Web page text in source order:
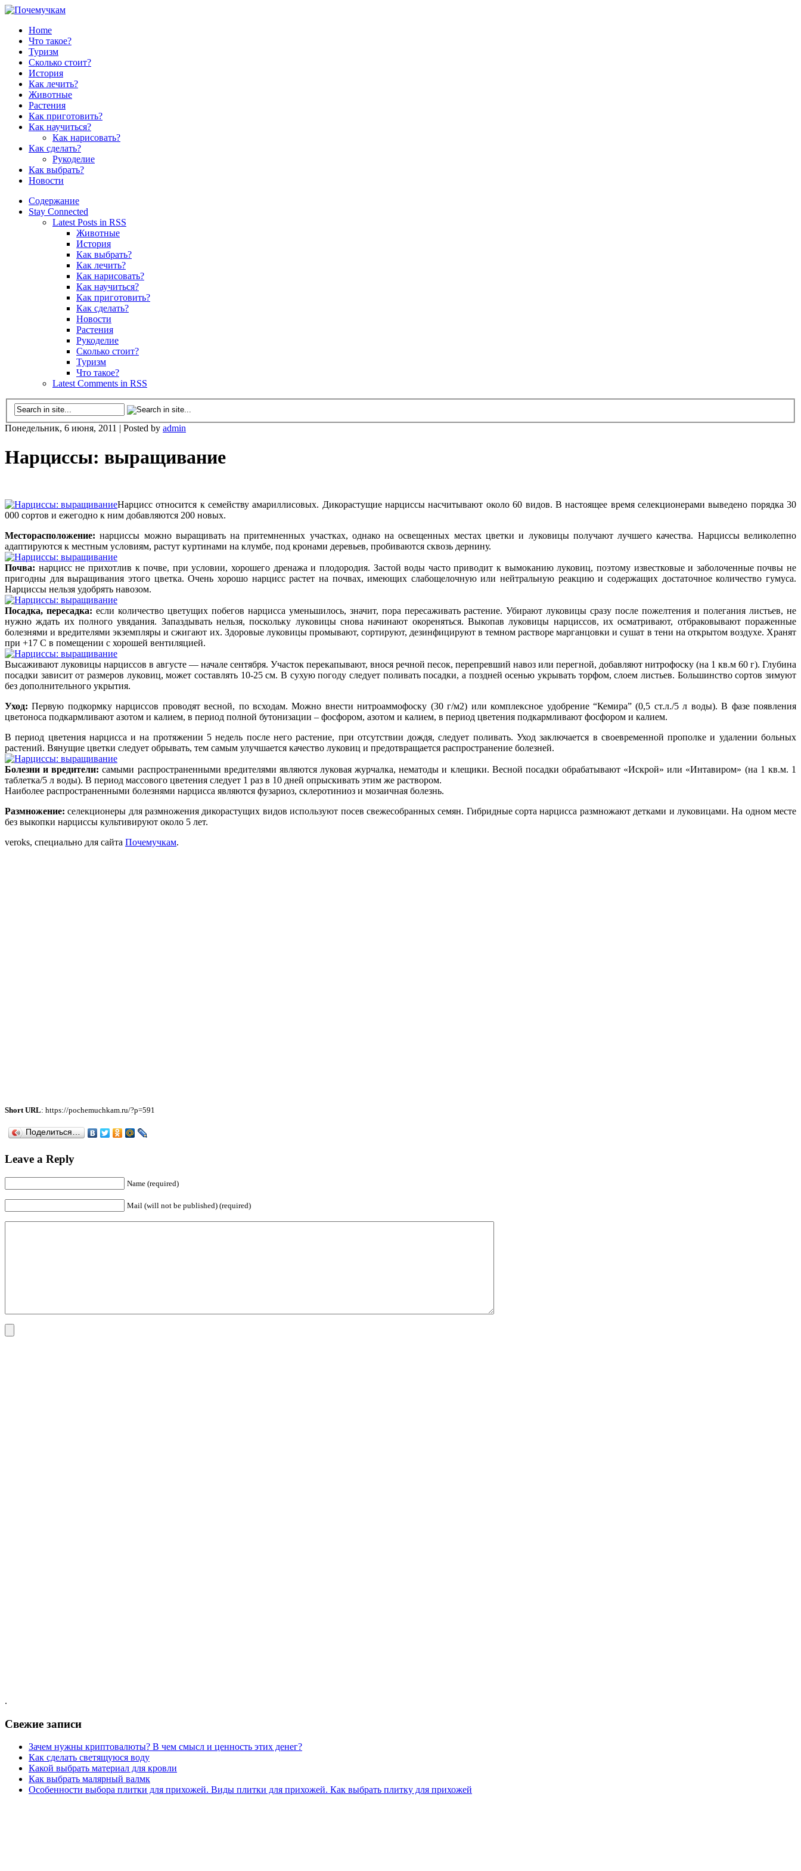
Home
Что такое?
Туризм
Сколько стоит?
История
Как лечить?
Животные
Растения
Как приготовить?
Как научиться?
Как нарисовать?
Как сделать?
Рукоделие
Как выбрать?
Новости
Содержание
Stay Connected
Latest Posts in RSS
Животные
История
Как выбрать?
Как лечить?
Как нарисовать?
Как научиться?
Как приготовить?
Как сделать?
Новости
Растения
Рукоделие
Сколько стоит?
Туризм
Что такое?
Latest Comments in RSS
Понедельник, 6 июня, 2011 | Posted by admin
Нарциссы: выращивание
Нарцисс относится к семейству амариллисовых. Дикорастущие нарциссы насчитывают около 60 видов. В настоящее время селекционерами выведено порядка 30
000 сортов и ежегодно к ним добавляются 200 новых.
Месторасположение: нарциссы можно выращивать на притемненных участках, однако на освещенных местах цветки и луковицы получают лучшего качества. Нарциссы великолепно
адаптируются к местным условиям, растут куртинами на клумбе, под кронами деревьев, пробиваются сквозь дернину.
Почва: нарцисс не прихотлив к почве, при условии, хорошего дренажа и плодородия. Застой воды часто приводит к вымоканию луковиц, поэтому известковые и заболоченные почвы не
пригодны для выращивания этого цветка. Очень хорошо нарцисс растет на почвах, имеющих слабощелочную или нейтральную реакцию и содержащих достаточное количество гумуса.
Нарциссы нельзя удобрять навозом.
Посадка, пересадка: если количество цветущих побегов нарцисса уменьшилось, значит, пора пересаживать растение. Убирают луковицы сразу после пожелтения и полегания листьев, не
нужно ждать их полного увядания. Запаздывать нельзя, поскольку луковицы снова начинают окореняться. Выкопав луковицы нарциссов, их осматривают, отбраковывают пораженные
болезнями и вредителями экземпляры и сжигают их. Здоровые луковицы промывают, сортируют, дезинфицируют в темном растворе марганцовки и сушат в тени на открытом воздухе. Хранят
при +17 С в помещении с хорошей вентиляцией.
Высаживают луковицы нарциссов в августе — начале сентября. Участок перекапывают, внося речной песок, перепревший навоз или перегной, добавляют нитрофоску (на 1 кв.м 60 г). Глубина
посадки зависит от размеров луковиц, может составлять 10-25 см. В сухую погоду следует поливать посадки, а поздней осенью укрывать торфом, слоем листьев. Большинство сортов зимуют
без дополнительного укрытия.
Уход: Первую подкормку нарциссов проводят весной, по всходам. Можно внести нитроаммофоску (30 г/м2) или комплексное удобрение “Кемира” (0,5 ст.л./5 л воды). В фазе появления
цветоноса подкармливают азотом и калием, в период полной бутонизации – фосфором, азотом и калием, в период цветения подкармливают фосфором и калием.
В период цветения нарцисса и на протяжении 5 недель после него растение, при отсутствии дождя, следует поливать. Уход заключается в своевременной прополке и удалении больных
растений. Вянущие цветки следует обрывать, тем самым улучшается качество луковиц и предотвращается распространение болезней.
Болезни и вредители: самыми распространенными вредителями являются луковая журчалка, нематоды и клещики. Весной посадки обрабатывают «Искрой» или «Интавиром» (на 1 кв.м. 1
таблетка/5 л воды). В период массового цветения следует 1 раз в 10 дней опрыскивать этим же раствором.
Наиболее распространенными болезнями нарцисса являются фузариоз, склеротиниоз и мозаичная болезнь.
Размножение: селекционеры для размножения дикорастущих видов используют посев свежесобранных семян. Гибридные сорта нарцисса размножают детками и луковицами. На одном месте
без выкопки нарциссы культивируют около 5 лет.
veroks, специально для сайта Почемучкам.
Short URL: https://pochemuchkam.ru/?p=591
Поделиться…
Leave a Reply
Name (required)
Mail (will not be published) (required)
.
Свежие записи
Зачем нужны криптовалюты? В чем смысл и ценность этих денег?
Как сделать светящуюся воду
Какой выбрать материал для кровли
Как выбрать малярный валмк
Особенности выбора плитки для прихожей. Виды плитки для прихожей. Как выбрать плитку для прихожей